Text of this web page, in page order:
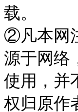
载。
②凡本网
源于网络
使用，并
权归原作